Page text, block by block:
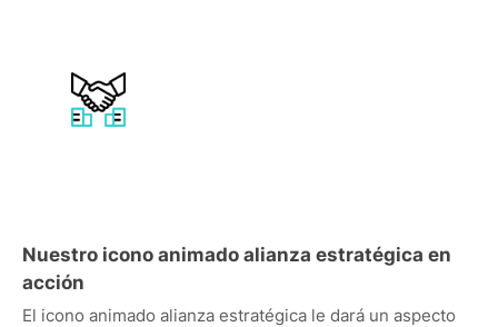
Nuestro icono animado alianza estratégica en
acción
El icono animado alianza estratégica le dará un aspecto